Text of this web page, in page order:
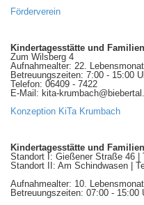
Förderverein
Kindertagesstätte und
Zum Wilsberg 4
Aufnahmealter: 22.
Betreuungszeiten: 7:00 - 15:00
Telefon: 06409 - 7422
E-Mail: kita-
Konzeption KiTa Krumbach
Kindertagesstätte und
Standort I: Gießener
Standort II: Am Schindwasen |
Aufnahmealter: 10.
Betreuungszeiten: 07:00 - 15:00